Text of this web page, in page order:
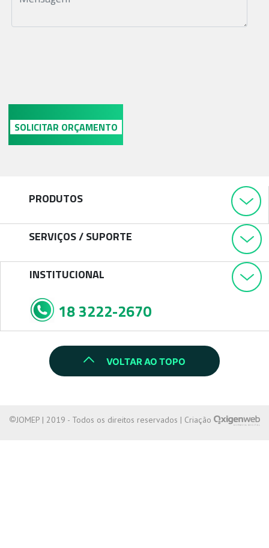
PRODUTOS
SERVIÇOS / SUPORTE
INSTITUCIONAL
18 3222-2670
VOLTAR AO TOPO
JOMEP | 2019 - Todos os direitos reservados | Criação